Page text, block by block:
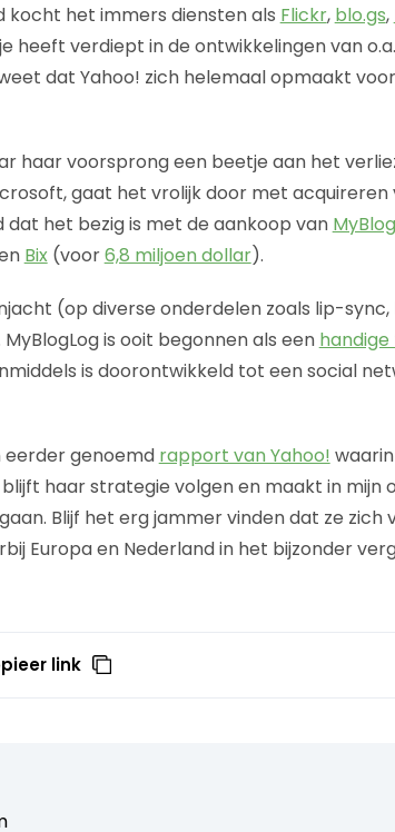
kocht het immers diensten als Flickr, blo.gs,
heeft verdiept in de ontwikkelingen van o.a.
dat Yahoo! zich helemaal opmaakt
haar voorsprong een beetje aan het
gaat het vrolijk door met acquireren
dat het bezig is met de aankoop van
Bix(voor6,8 miljoen dollar).
(op diverse onderdelen zoals lip-
is ooit begonnen als een
is doorontwikkeld tot een social
eerder genoemd rapport van Yahoo!
haar strategie volgen en maakt in mijn
Blijf het erg jammer vinden dat ze zich
Europa en Nederland in het bijzonder
link